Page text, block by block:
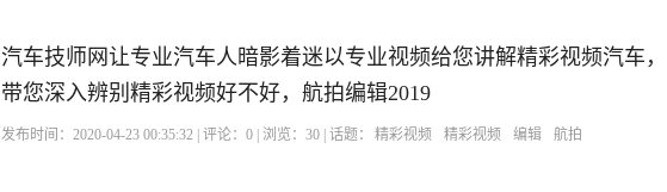
汽车技师网让专业汽车人暗影着迷以专业视频给您讲解精彩视频汽车，
带您深入辨别精彩视频好不好，航拍编辑2019
发布时间：2020-04-23 00:35:32 | 评论：0 | 浏览：30 | 话题： 精彩视频 精彩视频 编辑 航拍